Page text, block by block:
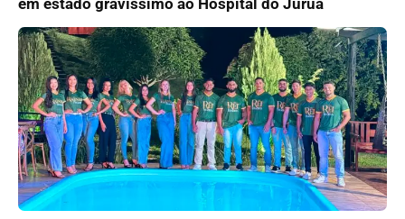
em estado gravíssimo ao Hospital do Juruá